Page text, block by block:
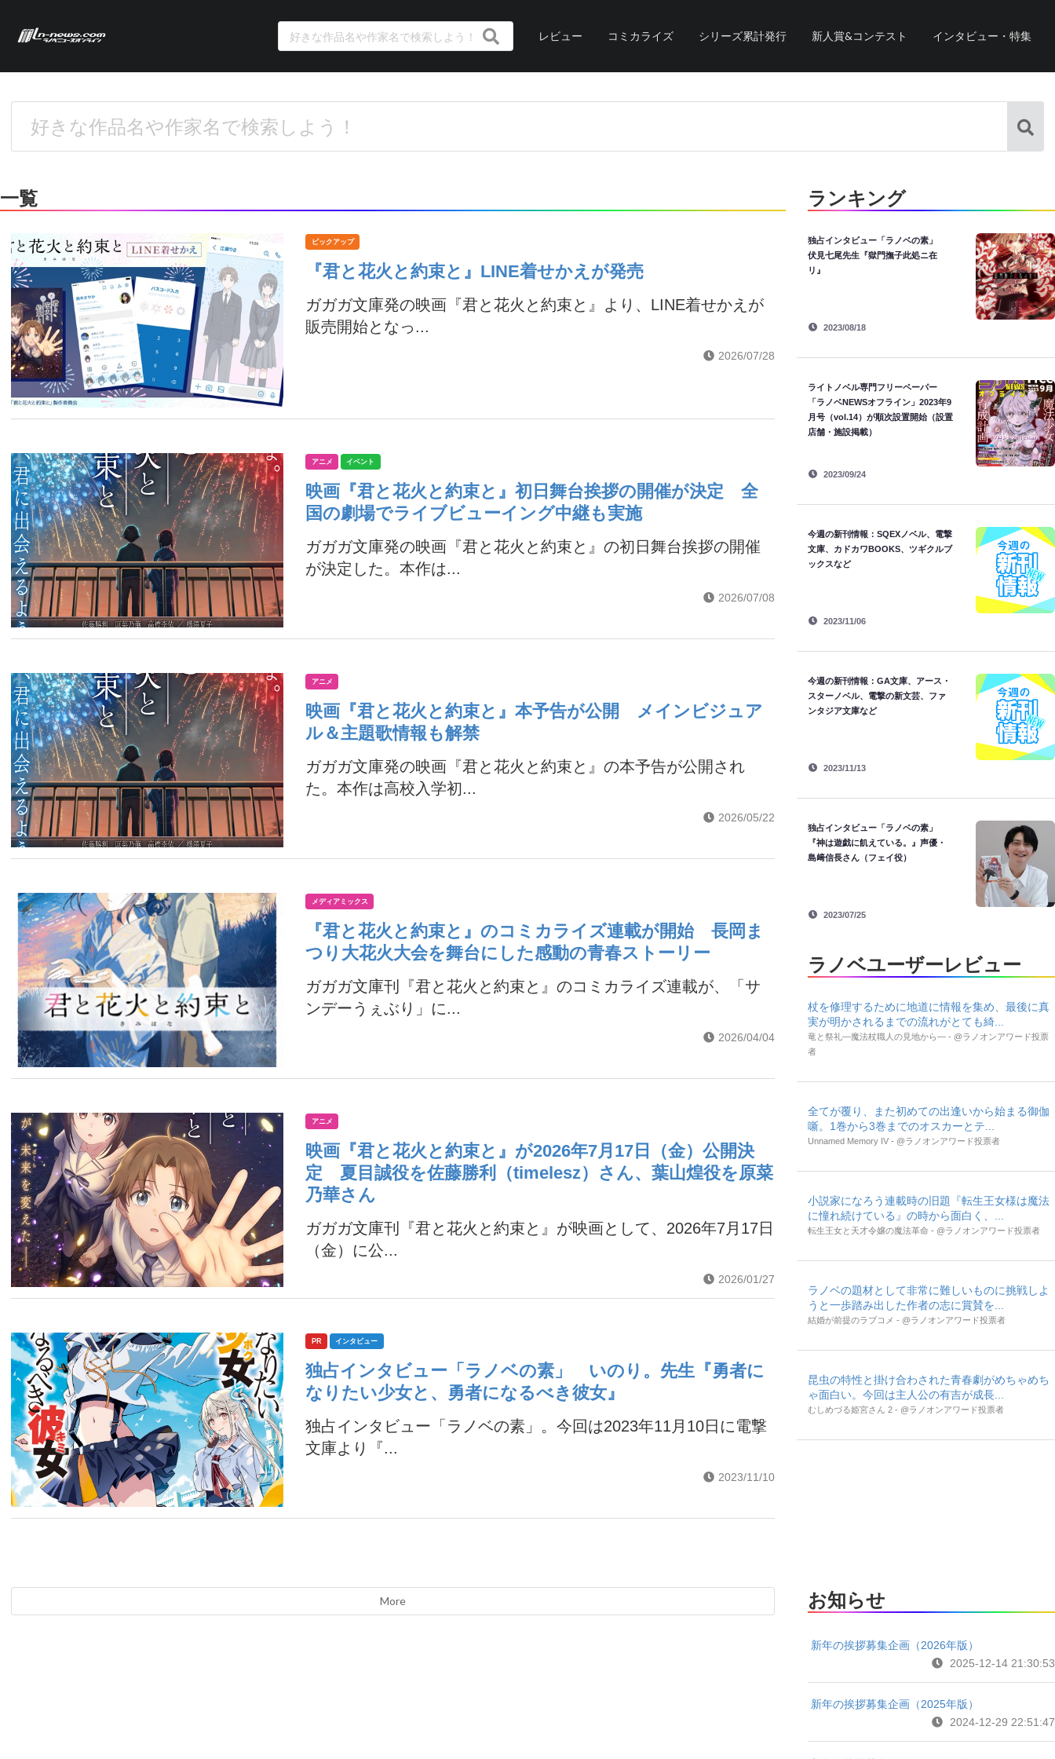
レビュー コミカライズ シリーズ累計発行 新人賞&コンテスト インタビュー・特集
一覧
ピックアップ
『君と花火と約束と』LINE着せかえが発売
ガガガ文庫発の映画『君と花火と約束と』より、LINE着せかえが
販売開始となっ...
2026/07/28
アニメ イベント
映画『君と花火と約束と』初日舞台挨拶の開催が決定 全
国の劇場でライブビューイング中継も実施
ガガガ文庫発の映画『君と花火と約束と』の初日舞台挨拶の開催
が決定した。本作は...
2026/07/08
アニメ
映画『君と花火と約束と』本予告が公開 メインビジュア
ル＆主題歌情報も解禁
ガガガ文庫発の映画『君と花火と約束と』の本予告が公開され
た。本作は高校入学初...
2026/05/22
メディアミックス
『君と花火と約束と』のコミカライズ連載が開始 長岡ま
つり大花火大会を舞台にした感動の青春ストーリー
ガガガ文庫刊『君と花火と約束と』のコミカライズ連載が、「サ
ンデーうぇぶり」に...
2026/04/04
アニメ
映画『君と花火と約束と』が2026年7月17日（金）公開決
定 夏目誠役を佐藤勝利（timelesz）さん、葉山煌役を原菜
乃華さん
ガガガ文庫刊『君と花火と約束と』が映画として、2026年7月17日
（金）に公...
2026/01/27
PR インタビュー
独占インタビュー「ラノベの素」 いのり。先生『勇者に
なりたい少女と、勇者になるべき彼女』
独占インタビュー「ラノベの素」。今回は2023年11月10日に電撃
文庫より『...
2023/11/10
More
ランキング
独占インタビュー「ラノベの素」
伏見七尾先生『獄門撫子此処ニ在
リ』
2023/08/18
ライトノベル専門フリーペーパー
「ラノベNEWSオフライン」2023年9
月号（vol.14）が順次設置開始（設置
店舗・施設掲載）
2023/09/24
今週の新刊情報：SQEXノベル、電撃
文庫、カドカワBOOKS、ツギクルブ
ックスなど
2023/11/06
今週の新刊情報：GA文庫、アース・
スターノベル、電撃の新文芸、ファ
ンタジア文庫など
2023/11/13
独占インタビュー「ラノベの素」
『神は遊戯に飢えている。』声優・
島﨑信長さん（フェイ役）
2023/07/25
ラノベユーザーレビュー
杖を修理するために地道に情報を集め、最後に真
実が明かされるまでの流れがとても綺...
竜と祭礼―魔法杖職人の見地から― - @ラノオンアワード投票
者
全てが覆り、また初めての出逢いから始まる御伽
噺。1巻から3巻までのオスカーとテ...
Unnamed Memory IV - @ラノオンアワード投票者
小説家になろう連載時の旧題『転生王女様は魔法
に憧れ続けている』の時から面白く、...
転生王女と天才令嬢の魔法革命 - @ラノオンアワード投票者
ラノベの題材として非常に難しいものに挑戦しよ
うと一歩踏み出した作者の志に賞賛を...
結婚が前提のラブコメ - @ラノオンアワード投票者
昆虫の特性と掛け合わされた青春劇がめちゃめち
ゃ面白い。今回は主人公の有吉が成長...
むしめづる姫宮さん 2 - @ラノオンアワード投票者
お知らせ
新年の挨拶募集企画（2026年版）
2025-12-14 21:30:53
新年の挨拶募集企画（2025年版）
2024-12-29 22:51:47